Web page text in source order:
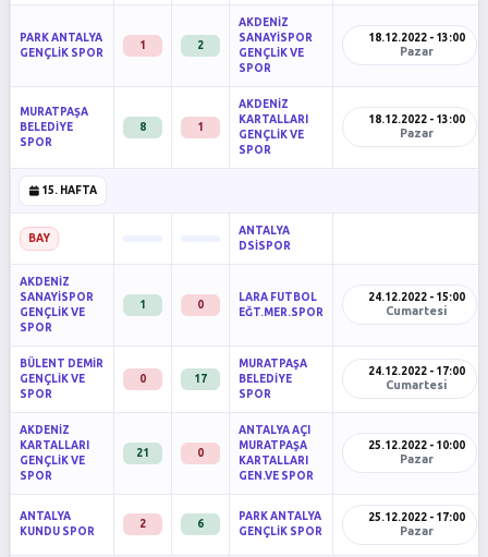
PARK ANTALYA
GENÇLİK SPOR
1 2
AKDENİZ
SANAYİSPOR
GENÇLİK VE
SPOR
18.12.2022 - 13:00
Pazar
MURATPAŞA
BELEDİYE
SPOR
8 1
AKDENİZ
KARTALLARI
GENÇLİK VE
SPOR
18.12.2022 - 13:00
Pazar
15. HAFTA
BAY
ANTALYA
DSİSPOR
AKDENİZ
SANAYİSPOR
GENÇLİK VE
SPOR
1 0
LARA FUTBOL
EĞT.MER.SPOR
24.12.2022 - 15:00
Cumartesi
BÜLENT DEMİR
GENÇLİK VE
SPOR
0 17
MURATPAŞA
BELEDİYE
SPOR
24.12.2022 - 17:00
Cumartesi
AKDENİZ
KARTALLARI
GENÇLİK VE
SPOR
21 0
ANTALYA AÇI
MURATPAŞA
KARTALLARI
GEN.VE SPOR
25.12.2022 - 10:00
Pazar
ANTALYA
KUNDU SPOR
2 6
PARK ANTALYA
GENÇLİK SPOR
25.12.2022 - 17:00
Pazar